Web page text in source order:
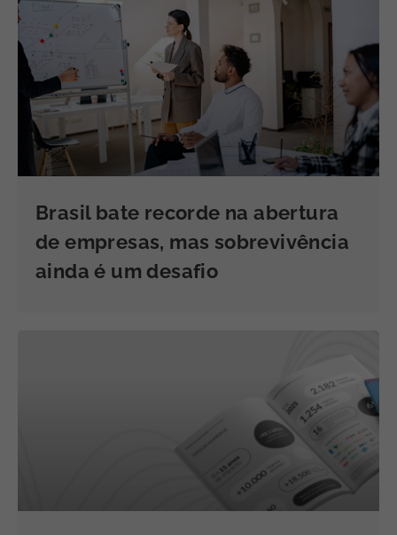
Brasil bate recorde na abertura
de empresas, mas sobrevivência
ainda é um desafio